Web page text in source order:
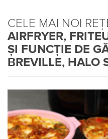
CELE MAI NOI
AIRFRYER,
ȘI FUNCȚIE DE
BREVILLE, HALO